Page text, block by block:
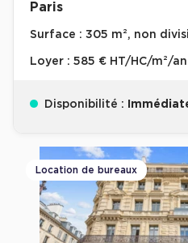
Paris
Surface : 305 m², non
Loyer : 585 € HT/HC/m²/an
Disponibilité :
Location de bureaux